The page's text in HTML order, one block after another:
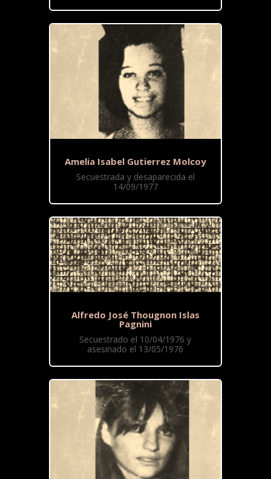
Amelia Isabel Gutierrez Molcoy
Secuestrada y desaparecida el
14/09/1977
Alfredo José Thougnon Islas
Pagnini
Secuestrado el 10/04/1976 y
asesinado el 13/05/1976